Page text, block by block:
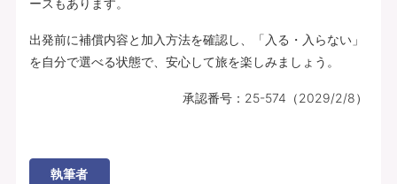
出発前に補償内容と加入方法を確認し、「入る・入らない」
を自分で選べる状態で、安心して旅を楽しみましょう。
承認番号：25-574（2029/2/8）
執筆者